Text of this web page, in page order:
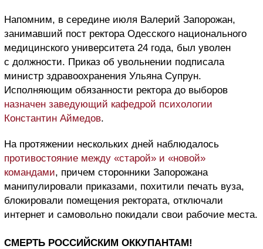
Напомним, в середине июля Валерий Запорожан,
занимавший пост ректора Одесского национального
медицинского университета 24 года, был уволен
с должности. Приказ об увольнении подписала
министр здравоохранения Ульяна Супрун.
Исполняющим обязанности ректора до выборов
назначен заведующий кафедрой психологии
Константин Аймедов.
На протяжении нескольких дней наблюдалось
противостояние между «старой» и «новой»
командами, причем сторонники Запорожана
манипулировали приказами, похитили печать вуза,
блокировали помещения ректората, отключали
интернет и самовольно покидали свои рабочие места.
СМЕРТЬ РОССИЙСКИМ ОККУПАНТАМ!